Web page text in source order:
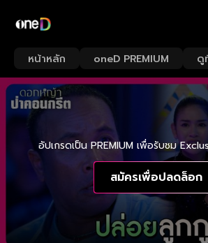
หน้าหลัก oneD PREMIUM ดู
อัปเกรดเป็น PREMIUM เพื่อรับชม
สมัครเพื่อปลดล็อก